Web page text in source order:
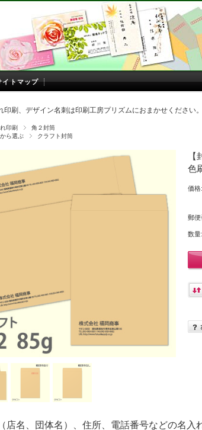
イトマップ
印刷、デザイン名刺は印刷工房プリズムにおまかせください。
印刷
角２封筒
ら選ぶ
クラフト封筒
色
価格:
郵便
数量:
店名、団体名）、住所、電話番号などの名入